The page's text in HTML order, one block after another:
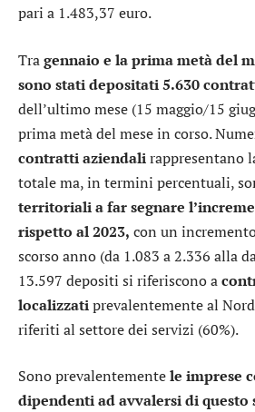
pari a 1.483,37 euro.
Tragennaio e la prima metà del
sono stati depositati 5.630
dell’ultimo mese (15 maggio/15
prima metà del mese in corso.
contratti aziendalirappresentano
totale ma, in termini percentuali,
territoriali a far segnare
rispetto al 2023, con un
scorso anno (da 1.083 a 2.336 alla
13.597 depositi si riferiscono a
localizzatiprevalentemente al
riferiti al settore dei servizi (60%).
Sono prevalentementele imprese
dipendenti ad avvalersi di questo